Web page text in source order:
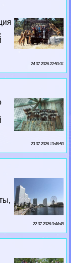
24 07 2026 22:50:31
23 07 2026 10:46:50
22 07 2026 0:44:48